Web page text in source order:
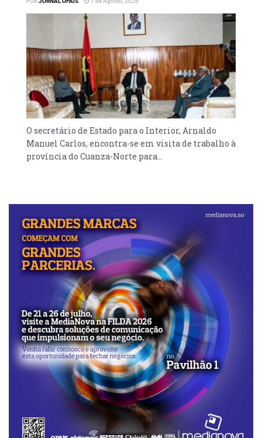
O secretário de Estado para o Interior, Arnaldo
Manuel Carlos, encontra-se em visita de trabalho à
província do Cuanza-Norte para...